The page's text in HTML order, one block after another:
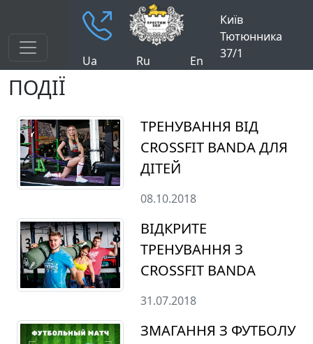
Ua Ru En
Київ
Тютюнника
37/1
ПОДІЇ
ТРЕНУВАННЯ ВІД
CROSSFIT BANDA ДЛЯ
ДІТЕЙ
08.10.2018
ВІДКРИТЕ
ТРЕНУВАННЯ З
CROSSFIT BANDA
31.07.2018
ЗМАГАННЯ З ФУТБОЛУ